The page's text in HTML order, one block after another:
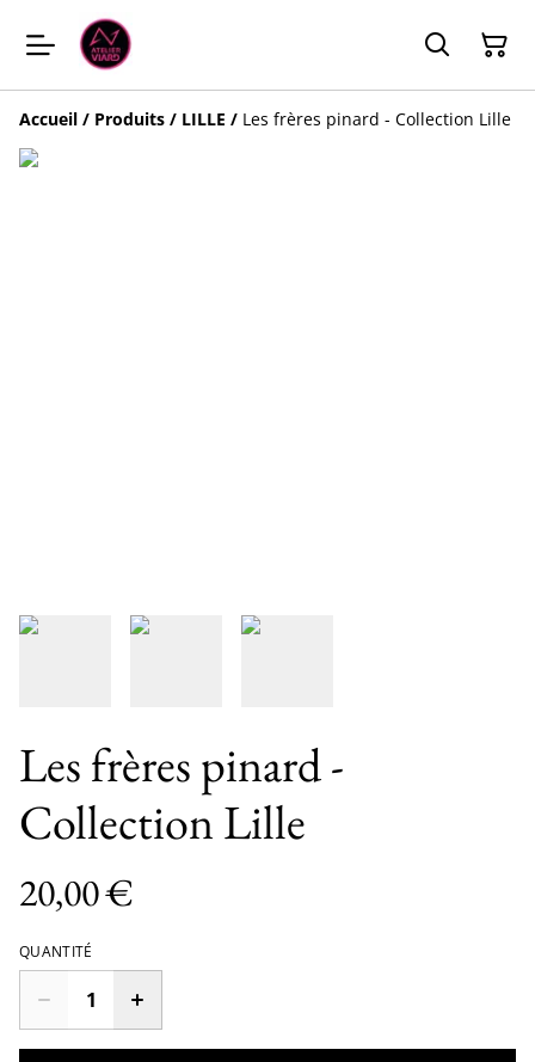
Accueil / Produits / LILLE / Les frères pinard - Collection Lille
Les frères pinard -
Collection Lille
20,00 €
QUANTITÉ